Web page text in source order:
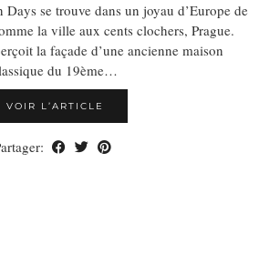
se trouve dans un joyau d’Europe de
la ville aux cents clochers, Prague.
la façade d’une ancienne maison
du 19ème…
VOIR L’ARTICLE